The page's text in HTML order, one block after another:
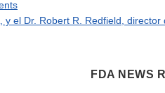
el Dr. Robert R. Redfield,
FDA NEWS